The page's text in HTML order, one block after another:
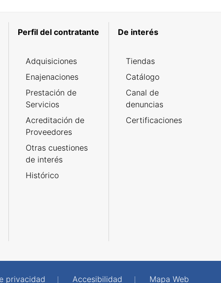
Perfil del contratante
Adquisiciones
Enajenaciones
Prestación de
Servicios
Acreditación de
Proveedores
Otras cuestiones
de interés
Histórico
De interés
Tiendas
Catálogo
Canal de
denuncias
Certificaciones
privacidad Accesibilidad Mapa Web